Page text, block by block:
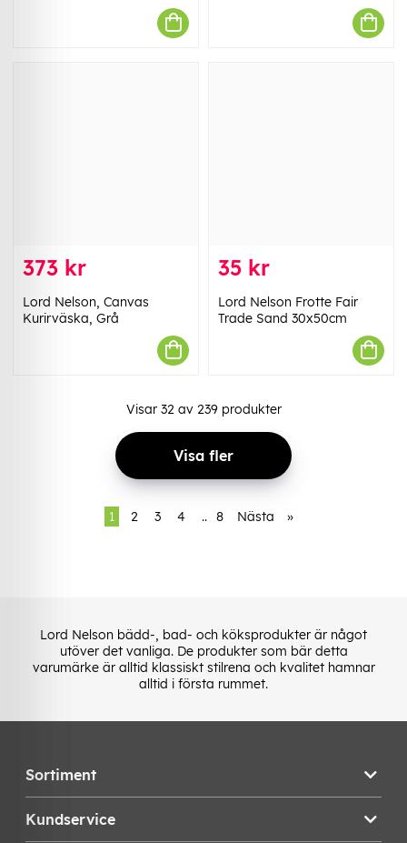
373 kr
Lord Nelson, Canvas
Kurirväska, Grå
35 kr
Lord Nelson Frotte Fair
Trade Sand 30x50cm
Visar 32av 239produkter
Visa fler
1 2 3 4 .. 8 Nästa »
Lord Nelson bädd-, bad- och köksprodukter är något
utöver det vanliga. De produkter som bär detta
varumärke är alltid klassiskt stilrena och kvalitet hamnar
alltid i första rummet.
Sortiment
Kundservice